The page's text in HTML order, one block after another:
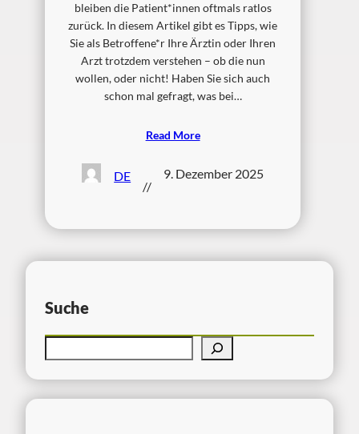
bleiben die Patient*innen oftmals ratlos
zurück. In diesem Artikel gibt es Tipps, wie
Sie als Betroffene*r Ihre Ärztin oder Ihren
Arzt trotzdem verstehen – ob die nun
wollen, oder nicht! Haben Sie sich auch
schon mal gefragt, was bei…
Read More
DE
//
9. Dezember 2025
Suche